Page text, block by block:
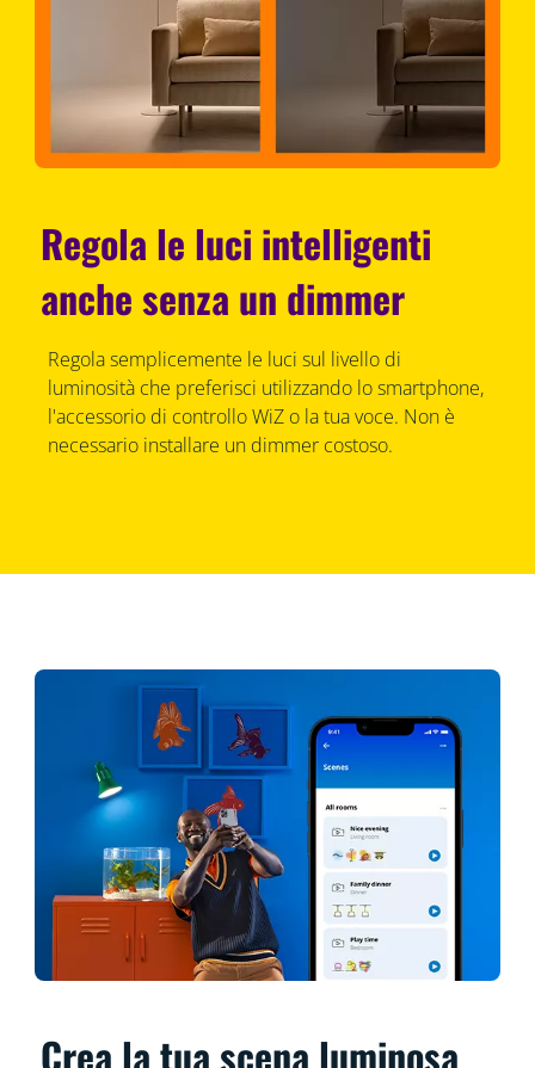
Regola le luci intelligenti
anche senza un dimmer
Regola semplicemente le luci sul livello di
luminosità che preferisci utilizzando lo smartphone,
l'accessorio di controllo WiZ o la tua voce. Non è
necessario installare un dimmer costoso.
Crea la tua scena luminosa